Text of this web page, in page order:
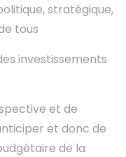
stratégique,
tous
investissements
et de
et donc de
de la